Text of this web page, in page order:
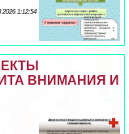
2026 1:12:54
ВНИМАНИЯ И